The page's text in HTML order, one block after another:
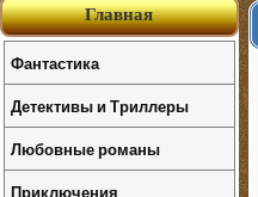
Главная
Фантастика
Детективы и Триллеры
Любовные романы
Приключения